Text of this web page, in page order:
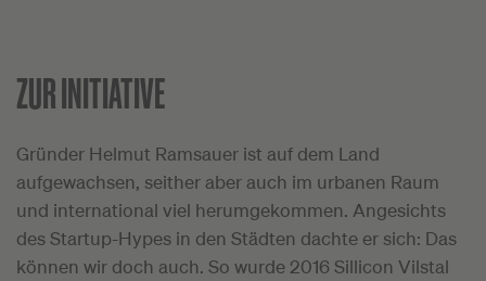
ZUR INITIATIVE
Gründer Helmut Ramsauer ist auf dem Land
aufgewachsen, seither aber auch im urbanen Raum
und international viel herumgekommen. Angesichts
des Startup-Hypes in den Städten dachte er sich: Das
können wir doch auch. So wurde 2016 Sillicon Vilstal